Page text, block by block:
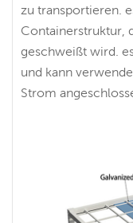
zu transportieren.
Containerstruktur,
geschweißt wird.
und kann
Strom